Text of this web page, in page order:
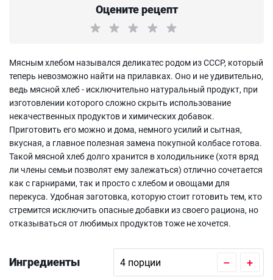
Оцените рецепт
Мясным хлебом назывался деликатес родом из СССР, который
теперь невозможно найти на прилавках. Оно и не удивительно,
ведь мясной хлеб - исключительно натуральный продукт, при
изготовлении которого сложно скрыть использование
некачественных продуктов и химических добавок.
Приготовить его можно и дома, немного усилий и сытная,
вкусная, а главное полезная замена покупной колбасе готова.
Такой мясной хлеб долго хранится в холодильнике (хотя вряд
ли члены семьи позволят ему залежаться) отлично сочетается
как с гарнирами, так и просто с хлебом и овощами для
перекуса. Удобная заготовка, которую стоит готовить тем, кто
стремится исключить опасные добавки из своего рациона, но
отказываться от любимых продуктов тоже не хочется.
Ингредиенты – +